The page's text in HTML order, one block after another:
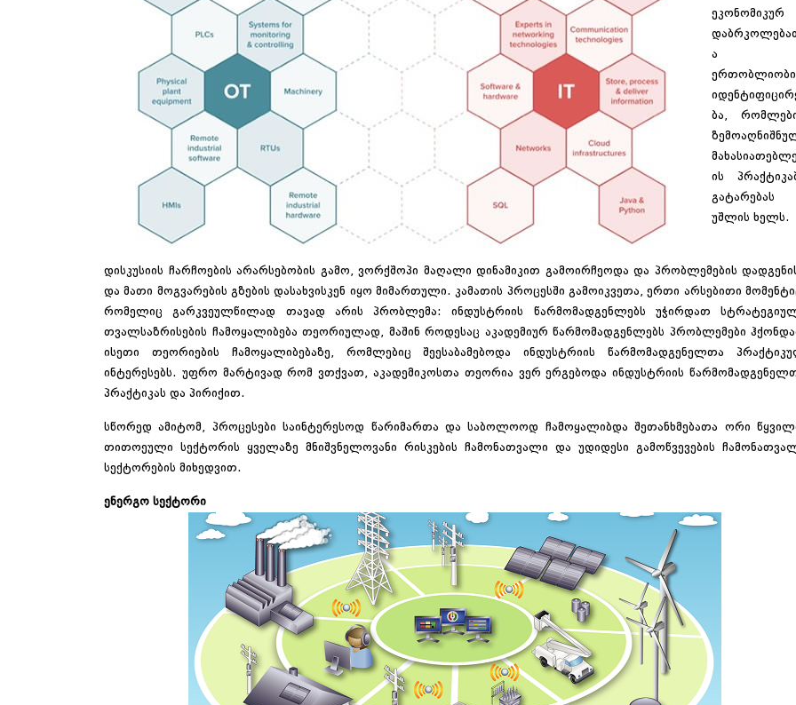
ეკონომიკურ
ა
ბა,
ის
გატარებას
უშლის ხელს.
დისკუსიის ჩარჩოების არარსებობის გამო, ვორქშოპი მაღალი დინამიკით გამოირჩეოდა და პრობლემების
და მათი მოგვარების გზების დასახვისკენ იყო მიმართული. კამათის პროცესში გამოიკვეთა, ერთი არსებითი
რომელიც გარკვეულწილად თავად არის პრობლემა: ინდუსტრიის წარმომადგენლებს უჭირდათ
თვალსაზრისების ჩამოყალიბება თეორიულად, მაშინ როდესაც აკადემიურ წარმომადგენლებს პრობლემები
ისეთი თეორიების ჩამოყალიბებაზე, რომლებიც შეესაბამებოდა ინდუსტრიის წარმომადგენელთა
ინტერესებს. უფრო მარტივად რომ ვთქვათ, აკადემიკოსთა თეორია ვერ ერგებოდა ინდუსტრიის
პრაქტიკას და პირიქით.
სწორედ ამიტომ, პროცესები საინტერესოდ წარიმართა და საბოლოოდ ჩამოყალიბდა შეთანხმებათა ორი
თითოეული სექტორის ყველაზე მნიშვნელოვანი რისკების ჩამონათვალი და უდიდესი გამოწვევების
სექტორების მიხედვით.
ენერგო სექტორი